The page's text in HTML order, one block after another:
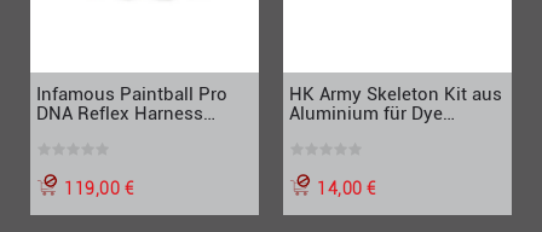
Infamous Paintball Pro
DNA Reflex Harness
119,00 €
HK Army Skeleton Kit aus
Aluminium für Dye
14,00 €